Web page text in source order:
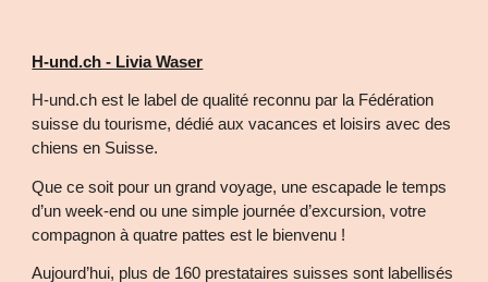
H-und.ch - Livia Waser
H-und.ch est le label de qualité reconnu par la Fédération
suisse du tourisme, dédié aux vacances et loisirs avec des
chiens en Suisse.
Que ce soit pour un grand voyage, une escapade le temps
d’un week-end ou une simple journée d’excursion, votre
compagnon à quatre pattes est le bienvenu !
Aujourd’hui, plus de 160 prestataires suisses sont labellisés